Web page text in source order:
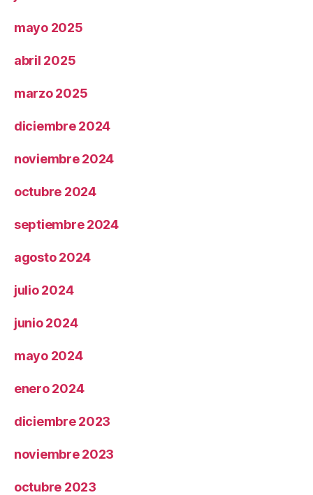
mayo 2025
abril 2025
marzo 2025
diciembre 2024
noviembre 2024
octubre 2024
septiembre 2024
agosto 2024
julio 2024
junio 2024
mayo 2024
enero 2024
diciembre 2023
noviembre 2023
octubre 2023